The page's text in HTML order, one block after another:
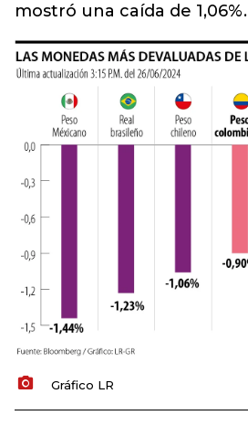
mostró una caída de 1,06%.
Gráfico LR